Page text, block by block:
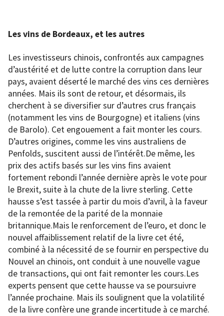
Les vins de Bordeaux, et les autres
Les investisseurs chinois, confrontés aux campagnes
d’austérité et de lutte contre la corruption dans leur
pays, avaient déserté le marché des vins ces dernières
années. Mais ils sont de retour, et désormais, ils
cherchent à se diversifier sur d’autres crus français
(notamment les vins de Bourgogne) et italiens (vins
de Barolo). Cet engouement a fait monter les cours.
D’autres origines, comme les vins australiens de
Penfolds, suscitent aussi de l’intérêt.De même, les
prix des actifs basés sur les vins fins avaient
fortement rebondi l’année dernière après le vote pour
le Brexit, suite à la chute de la livre sterling. Cette
hausse s’est tassée à partir du mois d’avril, à la faveur
de la remontée de la parité de la monnaie
britannique.Mais le renforcement de l’euro, et donc le
nouvel affaiblissement relatif de la livre cet été,
combiné à la nécessité de se fournir en perspective du
Nouvel an chinois, ont conduit à une nouvelle vague
de transactions, qui ont fait remonter les cours.Les
experts pensent que cette hausse va se poursuivre
l’année prochaine. Mais ils soulignent que la volatilité
de la livre confère une grande incertitude à ce marché.